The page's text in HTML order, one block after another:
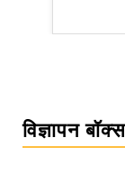
विज्ञापन बॉक्स